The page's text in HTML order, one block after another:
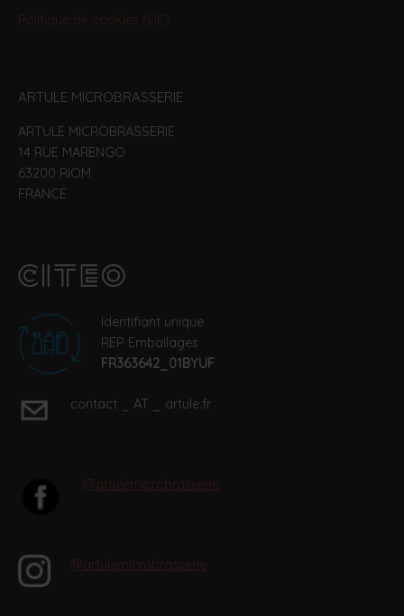
Politique de cookies (UE)
ARTULE MICROBRASSERIE
ARTULE MICROBRASSERIE
14 RUE MARENGO
63200 RIOM
FRANCE
Identifiant unique
REP Emballages
FR363642_01BYUF
contact _ AT _ artule.fr
@artulemicrobrasserie
@artulemicrobrasserie